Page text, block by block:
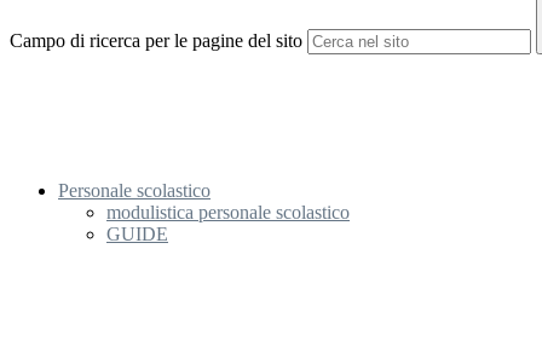
Campo di ricerca per le pagine del sito
Personale scolastico
modulistica personale scolastico
GUIDE